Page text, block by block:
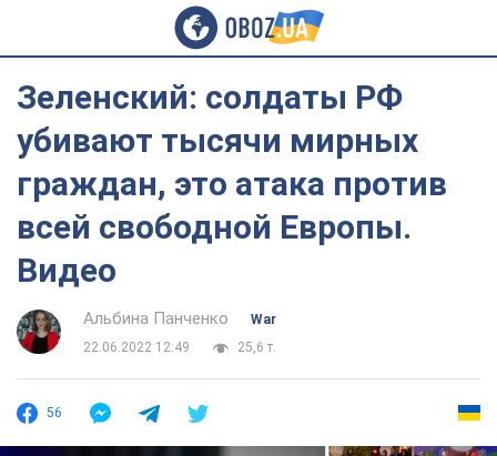
Зеленский: солдаты РФ
убивают тысячи мирных
граждан, это атака против
всей свободной Европы.
Видео
Альбина Панченко
War
22.06.2022 12:49
25,6 т.
56